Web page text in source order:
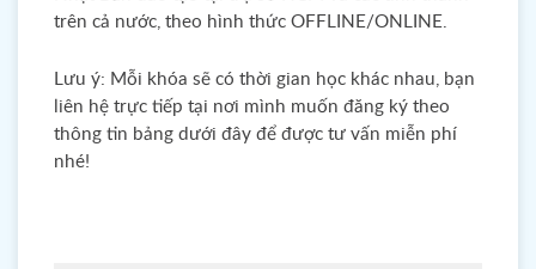
trên cả nước, theo hình thức OFFLINE/ONLINE.
Lưu ý: Mỗi khóa sẽ có thời gian học khác nhau, bạn
liên hệ trực tiếp tại nơi mình muốn đăng ký theo
thông tin bảng dưới đây để được tư vấn miễn phí
nhé!